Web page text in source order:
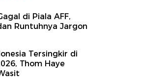
di Piala AFF,
Runtuhnya Jargon
Tersingkir di
Thom Haye